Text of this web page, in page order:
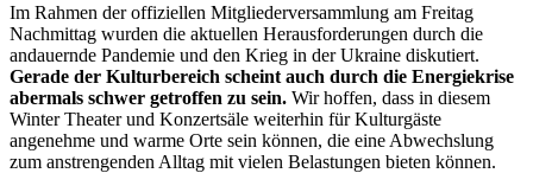
Im Rahmen der offiziellen Mitgliederversammlung am Freitag
Nachmittag wurden die aktuellen Herausforderungen durch die
andauernde Pandemie und den Krieg in der Ukraine diskutiert.
Gerade der Kulturbereich scheint auch durch die Energiekrise
abermals schwer getroffen zu sein. Wir hoffen, dass in diesem
Winter Theater und Konzertsäle weiterhin für Kulturgäste
angenehme und warme Orte sein können, die eine Abwechslung
zum anstrengenden Alltag mit vielen Belastungen bieten können.